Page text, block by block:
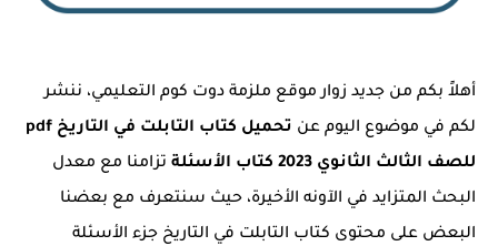
أهلاً بكم من جديد زوار موقع ملزمة دوت كوم التعليمي، ننشر
لكم في موضوع اليوم عن
تحميل كتاب التابلت في التاريخ pdf
للصف الثالث الثانوي 2023 كتاب الأسئلة
تزامنا مع معدل
البحث المتزايد في الآونه الأخيرة، حيث سنتعرف مع بعضنا
البعض على محتوى كتاب التابلت في التاريخ جزء الأسئلة